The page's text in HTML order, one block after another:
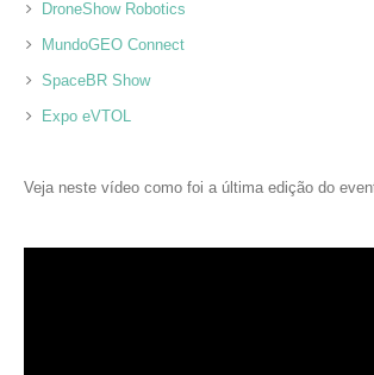
DroneShow Robotics
MundoGEO Connect
SpaceBR Show
Expo eVTOL
Veja neste vídeo como foi a última edição do